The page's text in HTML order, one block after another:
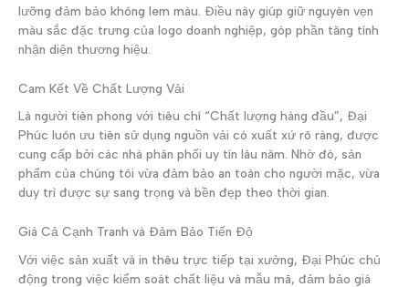
lưỡng đảm bảo không lem màu. Điều này giúp giữ nguyên vẹn
màu sắc đặc trưng của logo doanh nghiệp, góp phần tăng tính
nhận diện thương hiệu.
Cam Kết Về Chất Lượng Vải
Là người tiên phong với tiêu chí “Chất lượng hàng đầu”, Đại
Phúc luôn ưu tiên sử dụng nguồn vải có xuất xứ rõ ràng, được
cung cấp bởi các nhà phân phối uy tín lâu năm. Nhờ đó, sản
phẩm của chúng tôi vừa đảm bảo an toàn cho người mặc, vừa
duy trì được sự sang trọng và bền đẹp theo thời gian.
Giá Cả Cạnh Tranh và Đảm Bảo Tiến Độ
Với việc sản xuất và in thêu trực tiếp tại xưởng, Đại Phúc chủ
động trong việc kiểm soát chất liệu và mẫu mã, đảm bảo giá